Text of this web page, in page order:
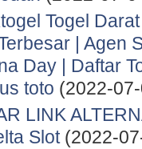
Togel
| Agen
Day | Daftar
toto (2022-
LINK
Slot(2022-